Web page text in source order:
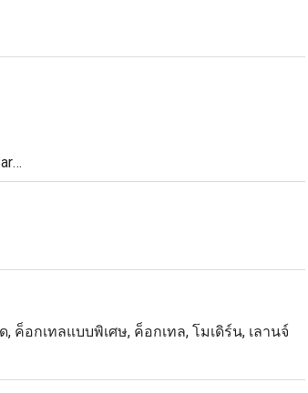
ที่เงียบสงบใต้แสงดาวที่ Starlight Rooftop
องเมืองกรุงเทพ ทำให้ที่นี่เป็นสถานที่เหมาะ
มเป็นไทย รังสรรค์โดยมิกโซโลจิสต์ชื่อดัง ก้อง
ะ Siam Sour ถ่ายทอดความเป็นไทยในรูปแบบ
ตยามค่ำคืนในเมืองใหญ่ Starlight Rooftop
ามีสไตล์กับความสงบของบรรยากาศบนชั้น
ค็อกเทลแบบพิเศษ, ค็อกเทล, โมเดิร์น, เลานจ์